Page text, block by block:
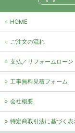
HOME
ご注文の流れ
支払／リフォームローン
⼯事無料⾒積フォーム
会社概要
特定商取引法に基づく表